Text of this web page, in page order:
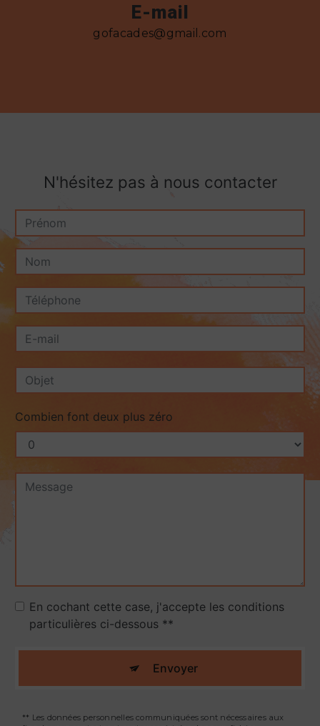
E-mail
gofacades@gmail.com
N'hésitez pas à nous contacter
Combien font deux plus zéro
En cochant cette case, j'accepte les conditions
particulières ci-dessous **
Envoyer
** Les données personnelles communiquées sont nécessaires aux